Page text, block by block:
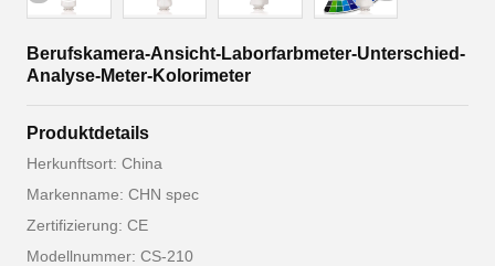
Berufskamera-Ansicht-Laborfarbmeter-Unterschied-
Analyse-Meter-Kolorimeter
Produktdetails
Herkunftsort: China
Markenname: CHN spec
Zertifizierung: CE
Modellnummer: CS-210